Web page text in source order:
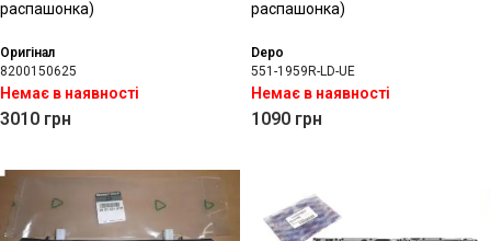
распашонка)
Оригінал
8200150625
Немає в наявності
3010 грн
распашонка)
Depo
551-1959R-LD-UE
Немає в наявності
1090 грн